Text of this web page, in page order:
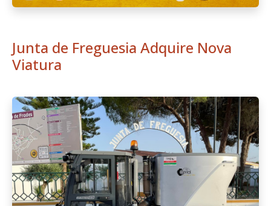
Junta de Freguesia Adquire Nova
Viatura